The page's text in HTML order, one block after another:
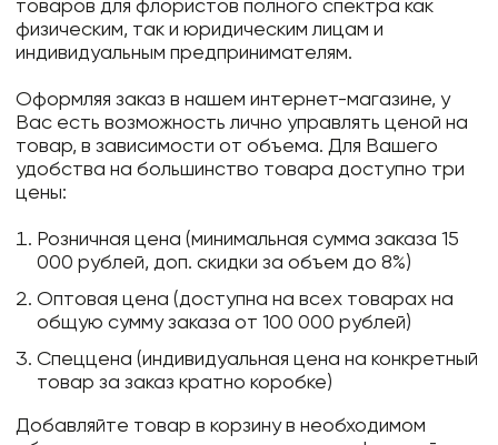
товаров для флористов полного спектра как
физическим, так и юридическим лицам и
индивидуальным предпринимателям.
Оформляя заказ в нашем интернет-магазине, у
Вас есть возможность лично управлять ценой на
товар, в зависимости от объема. Для Вашего
удобства на большинство товара доступно три
цены:
Розничная цена (минимальная сумма заказа 15
000 рублей, доп. скидки за объем до 8%)
Оптовая цена (доступна на всех товарах на
общую сумму заказа от 100 000 рублей)
Спеццена (индивидуальная цена на конкретный
товар за заказ кратно коробке)
Добавляйте товар в корзину в необходимом